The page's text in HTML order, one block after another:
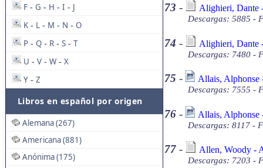
F - G - H - I - J
K - L - M - N - O
P - Q - R - S - T
U - V - W - X
Y - Z
Libros en español por origen
Alemana (267)
Americana (881)
Anónima (175)
73 - Alighieri, Dante
Descargas: 5885 -
74 - Alighieri, Dante
Descargas: 7480 -
75 - Allais, Alphonse
Descargas: 7555 -
76 - Allais, Alphonse
Descargas: 8117 -
77 - Allen, Woody -
Descargas: 7203 -